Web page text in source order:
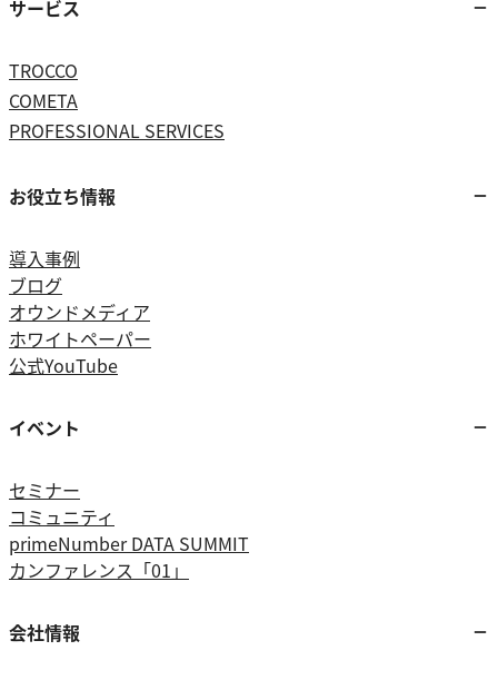
サービス
TROCCO
COMETA
PROFESSIONAL SERVICES
お役立ち情報
導入事例
ブログ
オウンドメディア
ホワイトペーパー
公式YouTube
イベント
セミナー
コミュニティ
primeNumber DATA SUMMIT
カンファレンス「01」
会社情報